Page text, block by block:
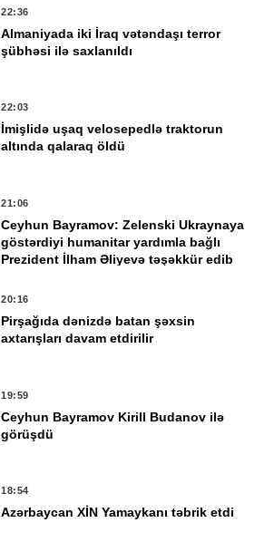
22:36
Almaniyada iki İraq vətəndaşı terror
şübhəsi ilə saxlanıldı
22:03
İmişlidə uşaq velosepedlə traktorun
altında qalaraq öldü
21:06
Ceyhun Bayramov: Zelenski Ukraynaya
göstərdiyi humanitar yardımla bağlı
Prezident İlham Əliyevə təşəkkür edib
20:16
Pirşağıda dənizdə batan şəxsin
axtarışları davam etdirilir
19:59
Ceyhun Bayramov Kirill Budanov ilə
görüşdü
18:54
Azərbaycan XİN Yamaykanı təbrik etdi